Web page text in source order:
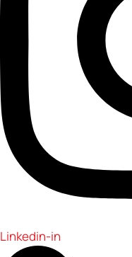
Linkedin-in